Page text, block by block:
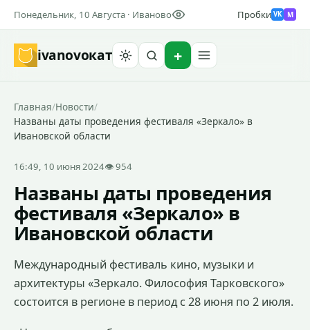
Понедельник, 10 Августа · Иваново Пробки VK M
ivanovoкат
Главная/Новости/
Названы даты проведения фестиваля «Зеркало» в
Ивановской области
16:49, 10 июня 2024👁 954
Названы даты проведения
фестиваля «Зеркало» в
Ивановской области
Международный фестиваль кино, музыки и
архитектуры «Зеркало. Философия Тарковского»
состоится в регионе в период с 28 июня по 2 июля.